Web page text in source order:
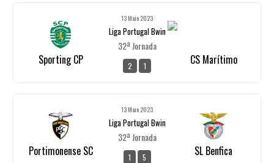
Sporting CP
13 Maio 2023
Liga Portugal Bwin
32ª Jornada
2 1 CS Marítimo
Portimonense SC
13 Maio 2023
Liga Portugal Bwin
32ª Jornada
1 5 SL Benfica